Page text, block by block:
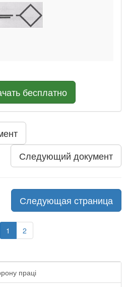
бесплатно
Следующий документ
Следующая страница
1 2
праці